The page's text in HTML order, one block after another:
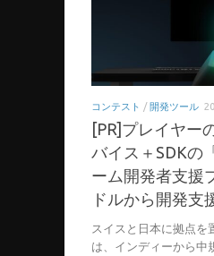
コンテスト /開発ツール
[PR]プレイヤー
バイス＋SDKの
ーム開発者支援
ドルから開発支
スイスと日本に拠点を
は、インディーから中